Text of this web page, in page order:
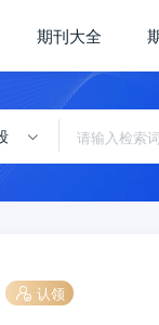
期刊大全
认领